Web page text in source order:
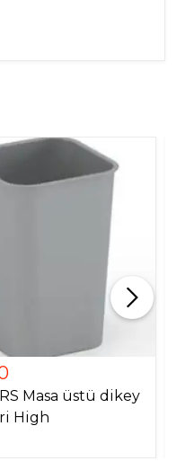
Masa üstü dikey
High